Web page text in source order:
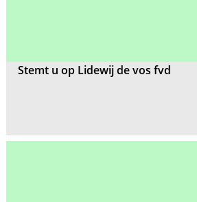
Stemt u op Lidewij de vos fvd